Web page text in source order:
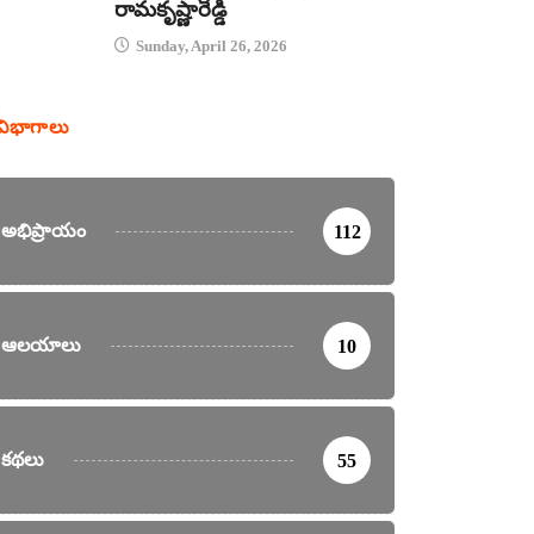
రామకృష్ణారెడ్డి
Sunday, April 26, 2026
అభిప్రాయం 112
ఆలయాలు 10
కథలు 55